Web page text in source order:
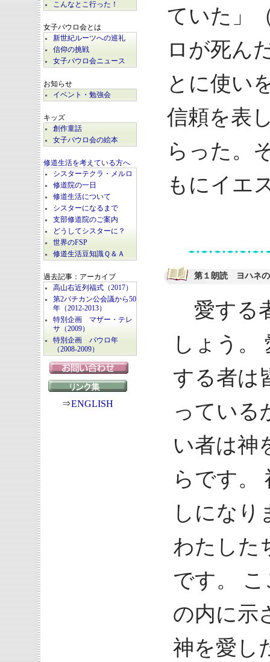
こんなとこ行った！
女子パウロ会とは
新世紀ルーツへの巡礼
信仰の挑戦
女子パウロ会ニュース
お知らせ
イベント・勉強会
キッズ
創作童話
女子パウロ会の絵本
修道生活を考えている方へ
シスターテクラ・メルロ
修道院の一日
修道生活について
シスターになるまで
支部修道院のご案内
どうしてシスターに？
世界のFSP
修道生活豆知識Ｑ＆Ａ
過去記事：アーカイブ
高山右近列福式（2017）
第2バチカン公会議から50
年（2012-2013）
特別企画 マザー・テレ
サ（2009）
特別企画 パウロ年
（2008-2009）
⇒ENGLISH
ていた」
ロが死ん
とに使い
信頼を表
らった。
もにイエ
第１朗読 ヨハネ
愛する
しょう。
する者は
っている
い者は神
らです。
しになり
わたした
です。
の内に示
神を愛し